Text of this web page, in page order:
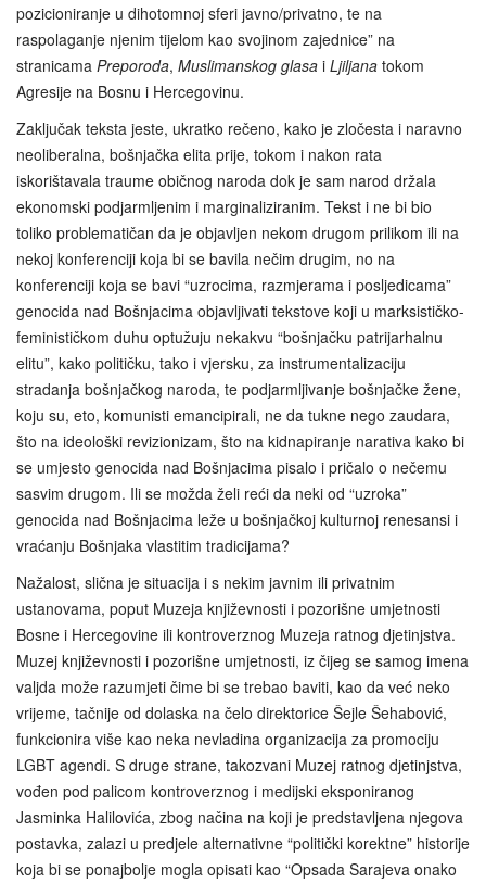
pozicioniranje u dihotomnoj sferi javno/privatno, te na
raspolaganje njenim tijelom kao svojinom zajednice” na
stranicama Preporoda, Muslimanskog glasa i Ljiljana tokom
Agresije na Bosnu i Hercegovinu.
Zaključak teksta jeste, ukratko rečeno, kako je zločesta i naravno
neoliberalna, bošnjačka elita prije, tokom i nakon rata
iskorištavala traume običnog naroda dok je sam narod držala
ekonomski podjarmljenim i marginaliziranim. Tekst i ne bi bio
toliko problematičan da je objavljen nekom drugom prilikom ili na
nekoj konferenciji koja bi se bavila nečim drugim, no na
konferenciji koja se bavi “uzrocima, razmjerama i posljedicama”
genocida nad Bošnjacima objavljivati tekstove koji u marksističko-
feminističkom duhu optužuju nekakvu “bošnjačku patrijarhalnu
elitu”, kako političku, tako i vjersku, za instrumentalizaciju
stradanja bošnjačkog naroda, te podjarmljivanje bošnjačke žene,
koju su, eto, komunisti emancipirali, ne da tukne nego zaudara,
što na ideološki revizionizam, što na kidnapiranje narativa kako bi
se umjesto genocida nad Bošnjacima pisalo i pričalo o nečemu
sasvim drugom. Ili se možda želi reći da neki od “uzroka”
genocida nad Bošnjacima leže u bošnjačkoj kulturnoj renesansi i
vraćanju Bošnjaka vlastitim tradicijama?
Nažalost, slična je situacija i s nekim javnim ili privatnim
ustanovama, poput Muzeja književnosti i pozorišne umjetnosti
Bosne i Hercegovine ili kontroverznog Muzeja ratnog djetinjstva.
Muzej književnosti i pozorišne umjetnosti, iz čijeg se samog imena
valjda može razumjeti čime bi se trebao baviti, kao da već neko
vrijeme, tačnije od dolaska na čelo direktorice Šejle Šehabović,
funkcionira više kao neka nevladina organizacija za promociju
LGBT agendi. S druge strane, takozvani Muzej ratnog djetinjstva,
vođen pod palicom kontroverznog i medijski eksponiranog
Jasminka Halilovića, zbog načina na koji je predstavljena njegova
postavka, zalazi u predjele alternativne “politički korektne” historije
koja bi se ponajbolje mogla opisati kao “Opsada Sarajeva onako